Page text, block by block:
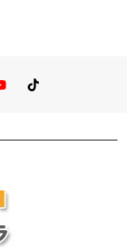
You TubeTikTok